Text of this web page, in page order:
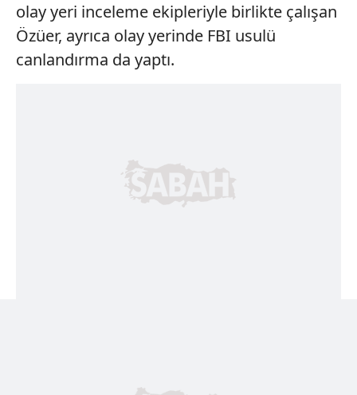
olay yeri inceleme ekipleriyle birlikte çalışan
Özüer, ayrıca olay yerinde FBI usulü
canlandırma da yaptı.